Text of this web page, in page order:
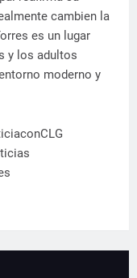
cambien la
es un lugar
y los adultos
moderno y